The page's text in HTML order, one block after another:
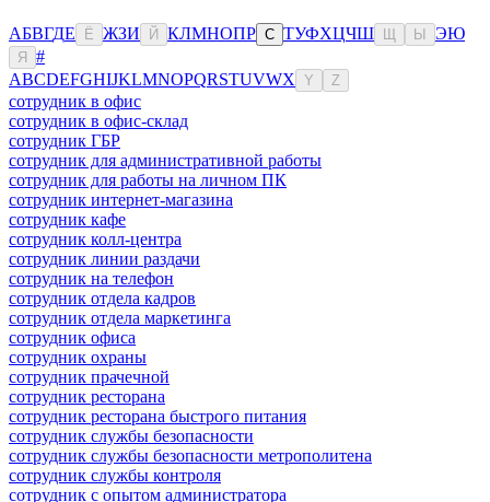
АБВГДЕ Ё ЖЗИ Й КЛМНОПР С ТУФХЦЧШ Ы ЭЮ
Я
#
ABCDEFGHIJKLMNOPQRSTUVWX Y Z
сотрудник в офис
сотрудник в офис-склад
сотрудник ГБР
сотрудник для административной работы
сотрудник для работы на личном ПК
сотрудник интернет-магазина
сотрудник кафе
сотрудник колл-центра
сотрудник линии раздачи
сотрудник на телефон
сотрудник отдела кадров
сотрудник отдела маркетинга
сотрудник офиса
сотрудник охраны
сотрудник прачечной
сотрудник ресторана
сотрудник ресторана быстрого питания
сотрудник службы безопасности
сотрудник службы безопасности метрополитена
сотрудник службы контроля
сотрудник с опытом администратора